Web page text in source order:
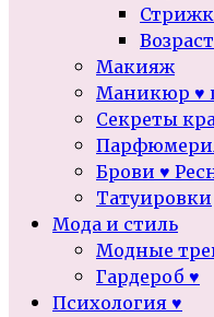
Макияж
Маникюр ♥
Секреты
Брови ♥
Татуировки
Мода и стиль
Модные
Гардероб ♥
Психология ♥